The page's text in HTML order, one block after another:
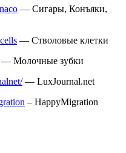
— Сигары, Конъяки,
— Стволовые клетки
— Молочные зубки
— LuxJournal.net
– HappyMigration